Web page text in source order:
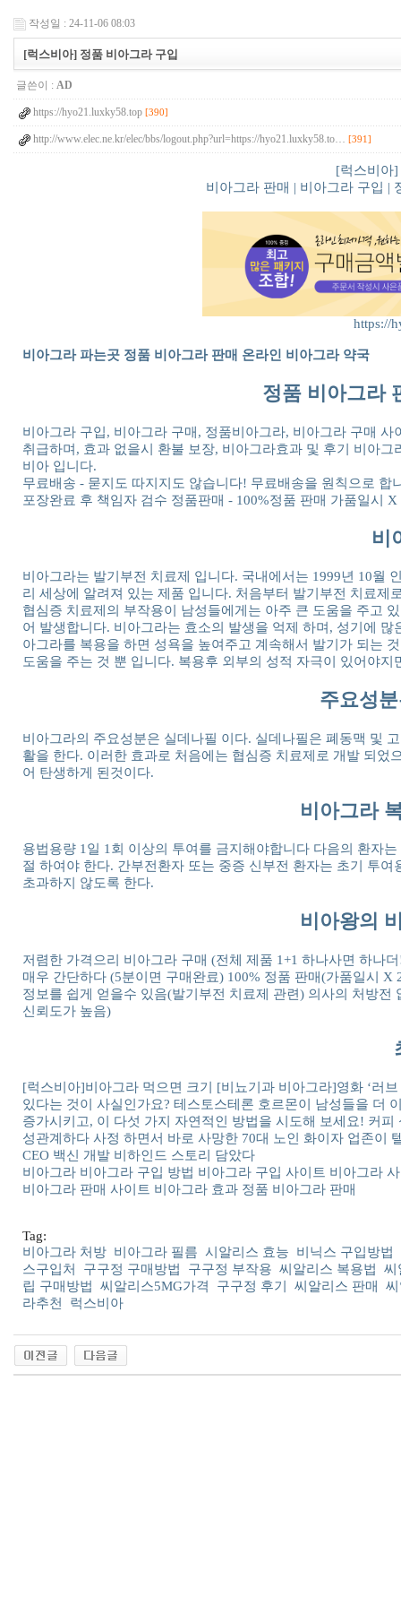
작성일 : 24-11-06 08:03
[럭스비아] 정품 비아그라 구입
글쓴이 : AD
https://hyo21.luxky58.top [390]
http://www.elec.ne.kr/elec/bbs/logout.php?url=https://hyo21.luxky58.to… [391]
[럭스비아
비아그라 판매 | 비아그라 구입 |
https://
비아그라 파는곳 정품 비아그라 판매 온라인 비아그라 약국
정품 비아그라
비아그라 구입, 비아그라 구매, 정품비아그라, 비아그라 구매
취급하며, 효과 없을시 환불 보장, 비아그라효과 및 후기 비아
비아 입니다.
무료배송 - 묻지도 따지지도 않습니다! 무료배송을 원칙으로
포장완료 후 책임자 검수 정품판매 - 100%정품 판매 가품일시 X
비
비아그라는 발기부전 치료제 입니다. 국내에서는 1999년 10월
리 세상에 알려져 있는 제품 입니다. 처음부터 발기부전 치료
협심증 치료제의 부작용이 남성들에게는 아주 큰 도움을 주고
어 발생합니다. 비아그라는 효소의 발생을 억제 하며, 성기에
아그라를 복용을 하면 성욕을 높여주고 계속해서 발기가 되는
도움을 주는 것 뿐 입니다. 복용후 외부의 성적 자극이 있어야지
주요성
비아그라의 주요성분은 실데나필 이다. 실데나필은 폐동맥 및
활을 한다. 이러한 효과로 처음에는 협심증 치료제로 개발 되
어 탄생하게 된것이다.
비아그라
용법용량 1일 1회 이상의 투여를 금지해야합니다 다음의 환자
절 하여야 한다. 간부전환자 또는 중증 신부전 환자는 초기 투
초과하지 않도록 한다.
비아왕의
저렴한 가격으리 비아그라 구매 (전체 제품 1+1 하나사면 하나
매우 간단하다 (5분이면 구매완료) 100% 정품 판매(가품일시
정보를 쉽게 얻을수 있음(발기부전 치료제 관련) 의사의 처방
신뢰도가 높음)
[럭스비아]비아그라 먹으면 크기 [비뇨기과 비아그라]영화 ‘러
있다는 것이 사실인가요? 테스토스테론 호르몬이 남성들을 더
증가시키고, 이 다섯 가지 자연적인 방법을 시도해 보세요! 커
성관계하다 사정 하면서 바로 사망한 70대 노인 화이자 업존이
CEO 백신 개발 비하인드 스토리 담았다
비아그라 비아그라 구입 방법 비아그라 구입 사이트 비아그라
비아그라 판매 사이트 비아그라 효과 정품 비아그라 판매
Tag:
비아그라 처방 비아그라 필름 시알리스 효능
비닉스 구입방법
스구입처
구구정 구매방법 구구정 부작용 씨알리스 복용법
씨
립 구매방법
씨알리스5MG가격 구구정 후기 씨알리스 판매
라추천
럭스비아